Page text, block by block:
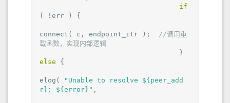
if
( !err ) {
connect( c, endpoint_itr );
//调用重
载函数，实现内部逻辑
else {
elog(
"Unable to resolve ${peer_add
r}: ${error}" ,